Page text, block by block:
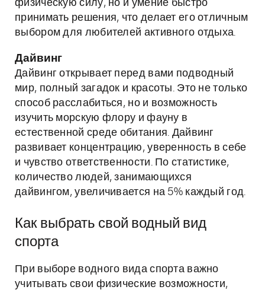
физическую силу, но и умение быстро
принимать решения, что делает его отличным
выбором для любителей активного отдыха.
Дайвинг
Дайвинг открывает перед вами подводный
мир, полный загадок и красоты. Это не только
способ расслабиться, но и возможность
изучить морскую флору и фауну в
естественной среде обитания. Дайвинг
развивает концентрацию, уверенность в себе
и чувство ответственности. По статистике,
количество людей, занимающихся
дайвингом, увеличивается на 5% каждый год.
Как выбрать свой водный вид
спорта
При выборе водного вида спорта важно
учитывать свои физические возможности,